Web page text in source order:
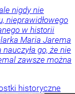
nigdy nie
nieprawidłowego
w historii
Maria Jarema
go, że nie
zawsze można
historyczne